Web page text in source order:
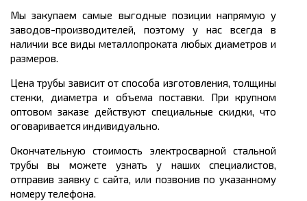
Мы закупаем самые выгодные позиции напрямую у
заводов-производителей, поэтому у нас всегда в
наличии все виды металлопроката любых диаметров и
размеров.
Цена трубы зависит от способа изготовления, толщины
стенки, диаметра и объема поставки. При крупном
оптовом заказе действуют специальные скидки, что
оговаривается индивидуально.
Окончательную стоимость электросварной стальной
трубы вы можете узнать у наших специалистов,
отправив заявку с сайта, или позвонив по указанному
номеру телефона.